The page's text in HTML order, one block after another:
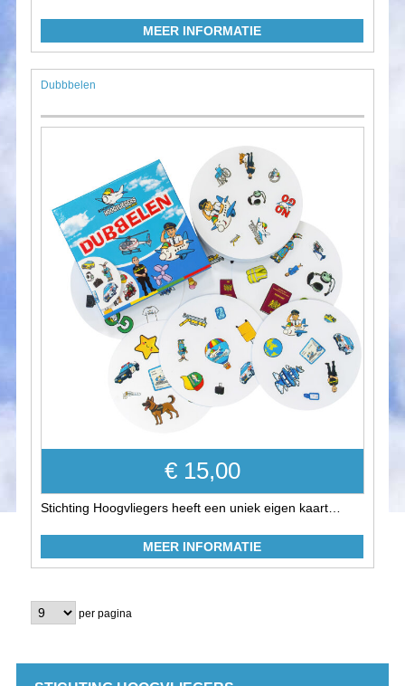
MEER INFORMATIE
Dubbbelen
€ 15,00
Stichting Hoogvliegers heeft een uniek eigen kaart…
MEER INFORMATIE
per pagina